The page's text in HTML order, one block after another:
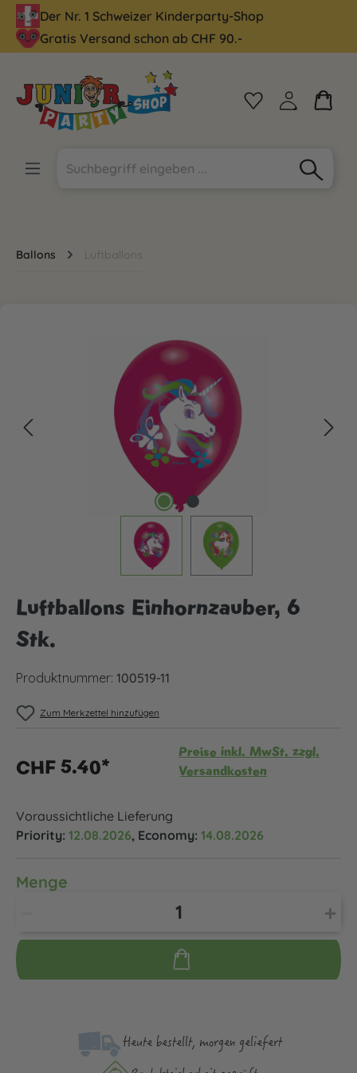
springen
Der Nr. 1 Schweizer Kinderparty-Shop
Gratis Versand schon ab CHF 90.-
Ballons Luftballons
Bildergalerie überspringen
Luftballons Einhornzauber, 6
Stk.
Produktnummer: 100519-11
Zum Merkzettel hinzufügen
CHF 5.40*
Preise inkl. MwSt. zzgl.
Versandkosten
Voraussichtliche Lieferung
Priority: 12.08.2026, Economy: 14.08.2026
Menge
Heute bestellt, morgen geliefert